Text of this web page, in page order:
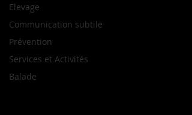
Elevage
Communication subtile
Prévention
Services et Activités
Balade